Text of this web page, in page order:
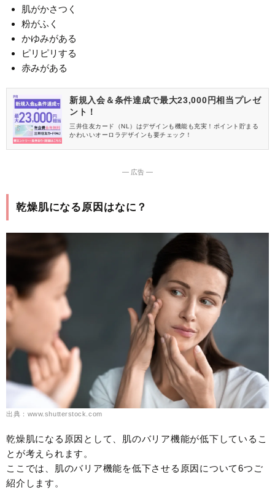
肌がかさつく
粉がふく
かゆみがある
ピリピリする
赤みがある
新規入会＆条件達成で最大23,000円相当プレゼ
ント！
三井住友カード（NL）はデザインも機能も充実！ポイント貯まる
かわいいオーロラデザインも要チェック！
― 広告 ―
乾燥肌になる原因はなに？
出典：www.shutterstock.com
乾燥肌になる原因として、肌のバリア機能が低下しているこ
とが考えられます。
ここでは、肌のバリア機能を低下させる原因について6つご
紹介します。